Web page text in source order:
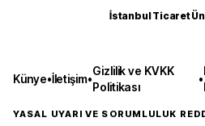
İstanbul Ticaret
Künye•İletişim•
Gizlilik ve KVKK
Politikası
•
YASAL UYARI VE SORUMLULUK